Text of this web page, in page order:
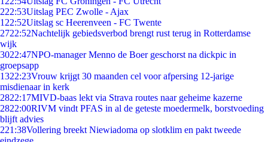
222:53Uitslag PEC Zwolle - Ajax
1 22:52Uitslag sc Heerenveen - FC Twente
2722:52Nachtelijk gebiedsverbod brengt rust terug in Rotterdamse
wijk
3022:47NPO-manager Menno de Boer geschorst na dickpic in
groepsapp
1322:23Vrouw krijgt 30 maanden cel voor afpersing 12-jarige
misdienaar in kerk
2822:17MIVD-baas lekt via Strava routes naar geheime kazerne
2822:00RIVM vindt PFAS in al de geteste moedermelk, borstvoeding
blijft advies
221:38Vollering breekt Niewiadoma op slotklim en pakt tweede